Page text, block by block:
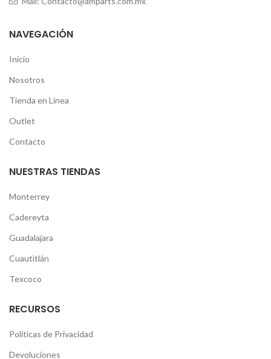
NAVEGACIÓN
Inicio
Nosotros
Tienda en Línea
Outlet
Contacto
NUESTRAS TIENDAS
Monterrey
Cadereyta
Guadalajara
Cuautitlán
Texcoco
RECURSOS
Políticas de Privacidad
Devoluciones